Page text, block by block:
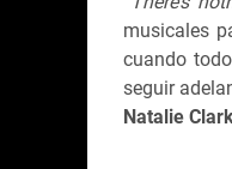
musicales
cuando
seguir
Natalie